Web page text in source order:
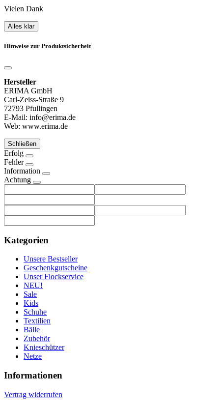
Vielen Dank
Alles klar
Hinweise zur Produktsicherheit
Hersteller
ERIMA GmbH
Carl-Zeiss-Straße 9
72793 Pfullingen
E-Mail: info@erima.de
Web: www.erima.de
Schließen
Erfolg
Fehler
Information
Achtung
Kategorien
Unsere Bestseller
Geschenkgutscheine
Unser Flockservice
NEU!
Sale
Kids
Schuhe
Textilien
Bälle
Zubehör
Knieschützer
Netze
Informationen
Vertrag widerrufen